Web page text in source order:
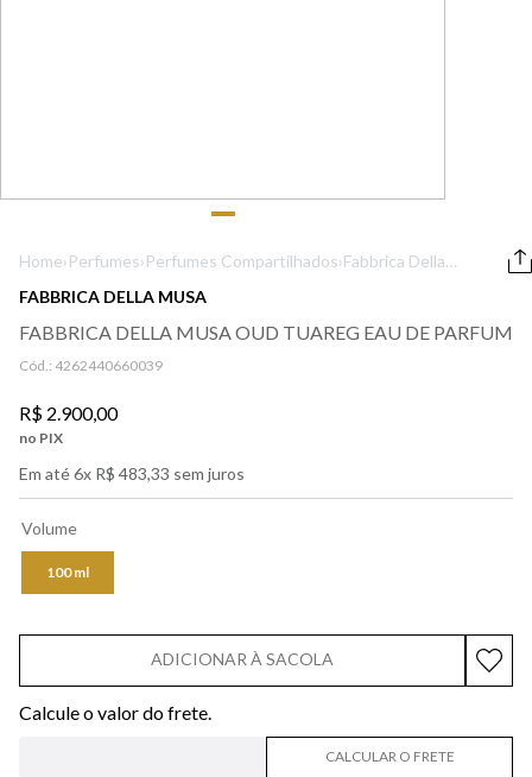
Home›Perfumes›Perfumes Compartilhados›Fabbrica Della
Parfum
FABBRICA DELLA MUSA
FABBRICA DELLA MUSA OUD TUAREG EAU DE PARFUM
Cód.: 4262440660039
R$ 2.900,00
no PIX
Em até6x R$ 483,33 sem juros
Volume
100 ml
ADICIONAR À SACOLA
CALCULAR O FRETE